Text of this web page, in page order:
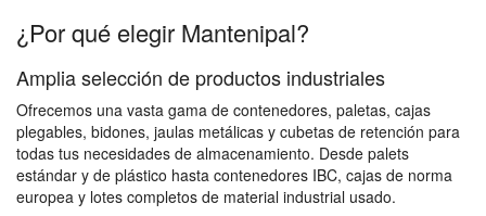
¿Por qué elegir Mantenipal?
Amplia selección de productos industriales
Ofrecemos una vasta gama de contenedores, paletas, cajas
plegables, bidones, jaulas metálicas y cubetas de retención para
todas tus necesidades de almacenamiento. Desde palets
estándar y de plástico hasta contenedores IBC, cajas de norma
europea y lotes completos de material industrial usado.